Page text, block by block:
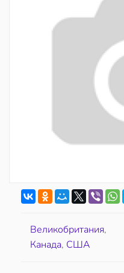
Великобритания,
Канада, США